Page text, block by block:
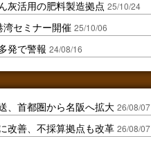
灰活用の肥料製造拠点 25/10/24
セミナー開催 25/10/06
発で警報 24/08/16
、首都圏から名阪へ拡大 26/08/07
改善、不採算拠点も改革 26/08/07